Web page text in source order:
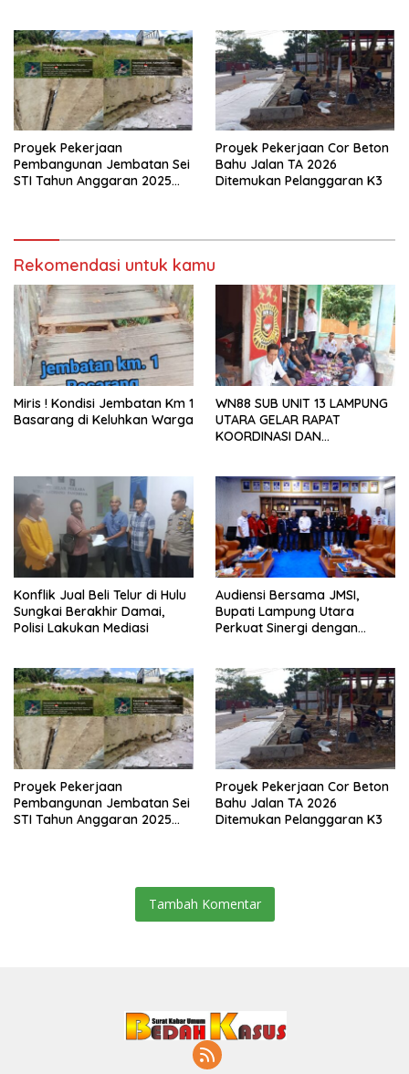
Proyek Pekerjaan
Pembangunan Jembatan Sei
STI Tahun Anggaran 2025
Proyek Pekerjaan Cor Beton
Bahu Jalan TA 2026
Ditemukan Pelanggaran K3
Rekomendasi untuk kamu
Miris ! Kondisi Jembatan Km 1
Basarang di Keluhkan Warga
WN88 SUB UNIT 13 LAMPUNG
UTARA GELAR RAPAT
KOORDINASI DAN
Konflik Jual Beli Telur di Hulu
Sungkai Berakhir Damai,
Polisi Lakukan Mediasi
Audiensi Bersama JMSI,
Bupati Lampung Utara
Perkuat Sinergi dengan
Proyek Pekerjaan
Pembangunan Jembatan Sei
STI Tahun Anggaran 2025
Proyek Pekerjaan Cor Beton
Bahu Jalan TA 2026
Ditemukan Pelanggaran K3
Tambah Komentar